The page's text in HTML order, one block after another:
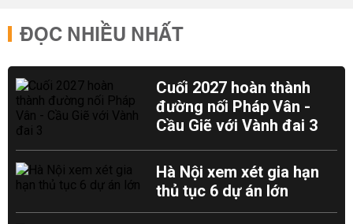
ĐỌC NHIỀU NHẤT
Cuối 2027 hoàn thành
đường nối Pháp Vân -
Cầu Giẽ với Vành đai 3
Hà Nội xem xét gia hạn
thủ tục 6 dự án lớn